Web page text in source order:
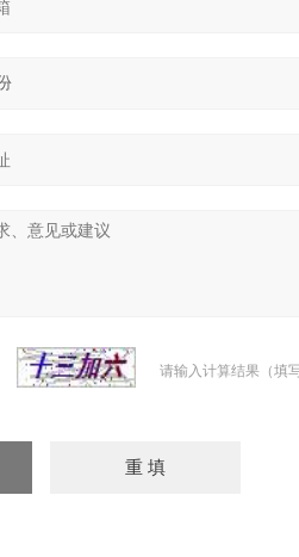
请输入计算结果（填